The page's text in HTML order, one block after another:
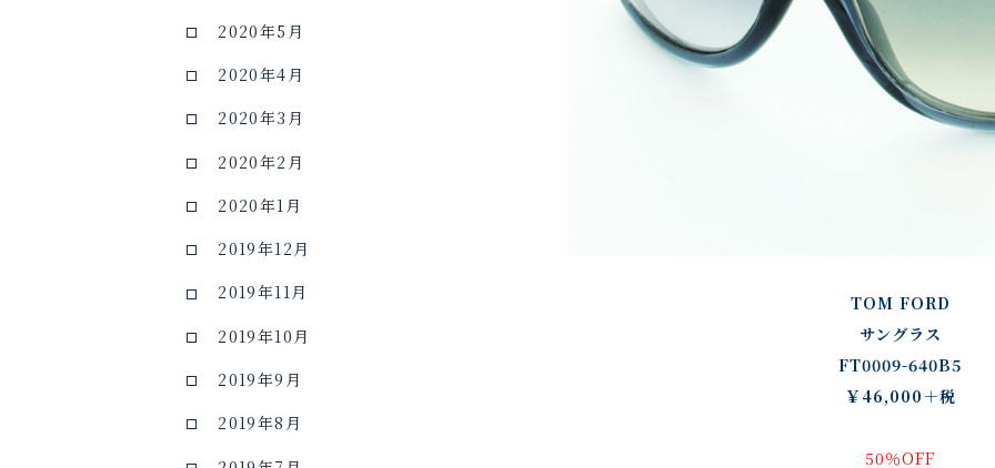
2020年5月
2020年4月
2020年3月
2020年2月
2020年1月
2019年12月
2019年11月
2019年10月
2019年9月
2019年8月
TOM FORD
サングラス
FT0009-640B5
￥46,000＋税
50％OFF